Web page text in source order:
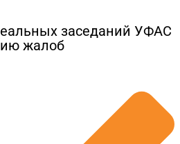
заседаний УФАС
жалоб